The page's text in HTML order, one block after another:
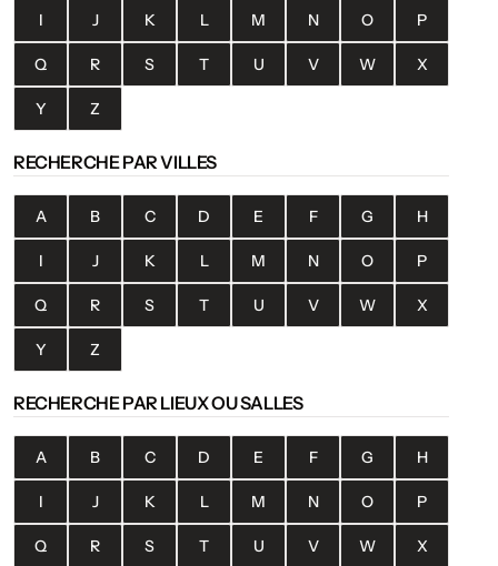
I J K L M N O P
Q R S T U V W X
Y Z
RECHERCHE PAR VILLES
A B C D E F G H
I J K L M N O P
Q R S T U V W X
Y Z
RECHERCHE PAR LIEUX OU SALLES
A B C D E F G H
I J K L M N O P
Q R S T U V W X